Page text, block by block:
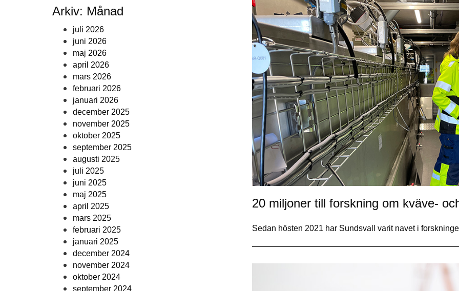
Arkiv: Månad
juli 2026
juni 2026
maj 2026
april 2026
mars 2026
februari 2026
januari 2026
december 2025
november 2025
oktober 2025
september 2025
augusti 2025
juli 2025
juni 2025
maj 2025
april 2025
mars 2025
februari 2025
januari 2025
december 2024
november 2024
oktober 2024
september 2024
20 miljoner till forskning om kväve-
Sedan hösten 2021 har Sundsvall varit navet i